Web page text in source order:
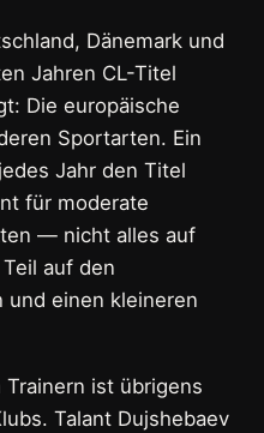
Dänemark und
Jahren CL-Titel
Die europäische
Sportarten. Ein
Jahr den Titel
für moderate
— nicht alles auf
auf den
einen kleineren
ist übrigens
Talant Dujshebaev